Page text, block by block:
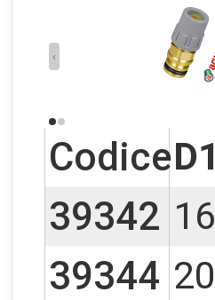
‹
CodiceD1
39342
39344